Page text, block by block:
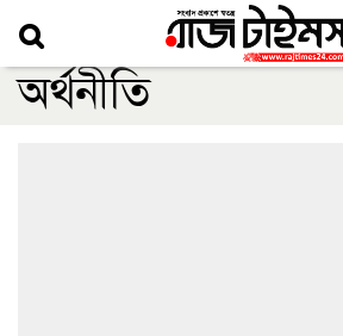
অর্থনীতি